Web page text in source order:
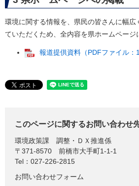
環境に関する情報を、県民の皆さんに幅広
ていただくため、全内容を県ホームページ
報道提供資料（PDFファイル：
このページに関するお問い合わせ
環境政策課
調整・ＤＸ推進係
〒371-8570
前橋市大手町1-1-1
Tel：027-226-2815
お問い合わせフォーム